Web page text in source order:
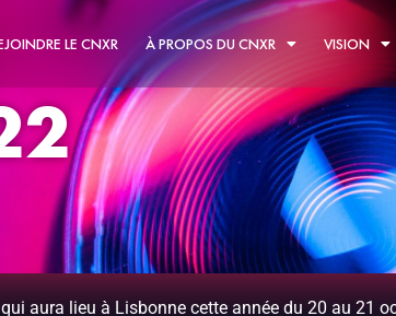
LE CNXR À PROPOS DU CNXR VISION
aura lieu à Lisbonne cette année du 20 au 21